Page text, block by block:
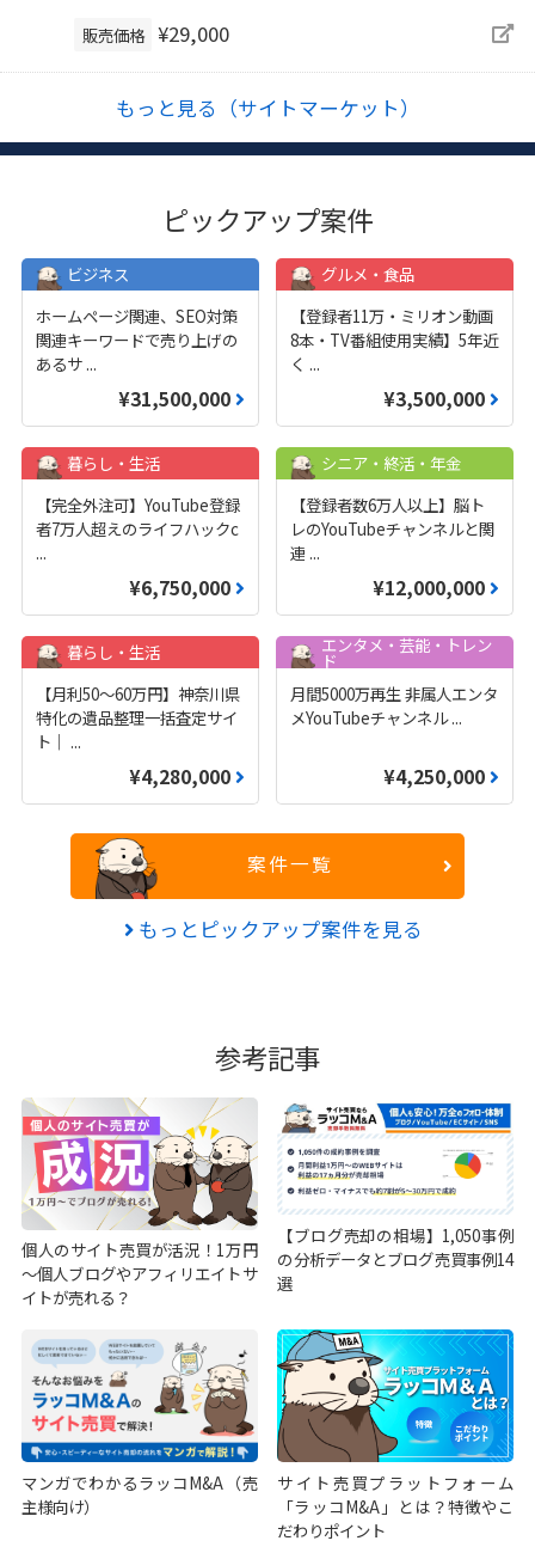
販売価格 ¥29,000
もっと見る（サイトマーケット）
ピックアップ案件
ビジネス
ホームページ関連、SEO対策
関連キーワードで売り上げの
あるサ ...
¥31,500,000
グルメ・食品
【登録者11万・ミリオン動画
8本・TV番組使用実績】5年近
く ...
¥3,500,000
暮らし・生活
【完全外注可】YouTube登録
者7万人超えのライフハックc
...
¥6,750,000
シニア・終活・年金
【登録者数6万人以上】脳ト
レのYouTubeチャンネルと関
連 ...
¥12,000,000
暮らし・生活
【月利50〜60万円】神奈川県
特化の遺品整理一括査定サイ
ト｜ ...
¥4,280,000
エンタメ・芸能・トレン
ド
月間5000万再生 非属人エンタ
メYouTubeチャンネル...
¥4,250,000
案件一覧
もっとピックアップ案件を見る
参考記事
個人のサイト売買が活況！1万円
～個人ブログやアフィリエイトサ
イトが売れる？
【ブログ売却の相場】1,050事例
の分析データとブログ売買事例14
選
マンガでわかるラッコM&A（売
主様向け）
サイト売買プラットフォーム
「ラッコM&A」とは？特徴やこ
だわりポイント